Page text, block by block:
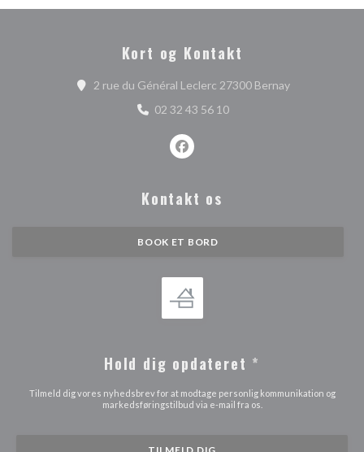
Kort og Kontakt
2 rue du Général Leclerc 27300 Bernay((åbner i et
02 32 43 56 10
Facebook ((åbner i et nyt
Kontakt os
BOOK ET BORD
Hold dig opdateret *
Tilmeld dig vores nyhedsbrev for at modtage personlig kommunikation og
markedsføringstilbud via e-mail fra os.